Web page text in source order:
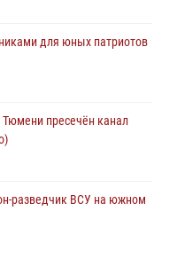
росгвардейцы в ходе
для юных патриотов
Тюмени пресечён канал
разведчик ВСУ на южном